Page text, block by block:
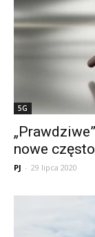
5G
nowe
PJ - 29 lipca 2020